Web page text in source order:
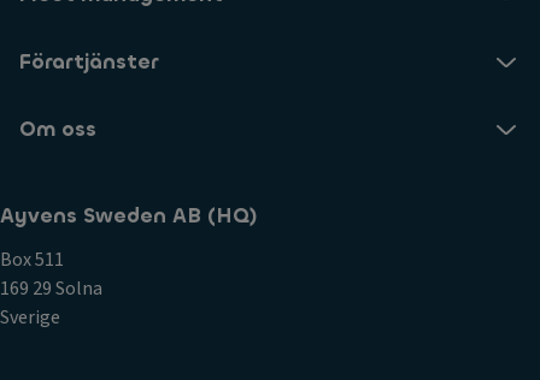
Förartjänster
Om oss
Ayvens Sweden AB (HQ)
Box 511
169 29 Solna
Sverige